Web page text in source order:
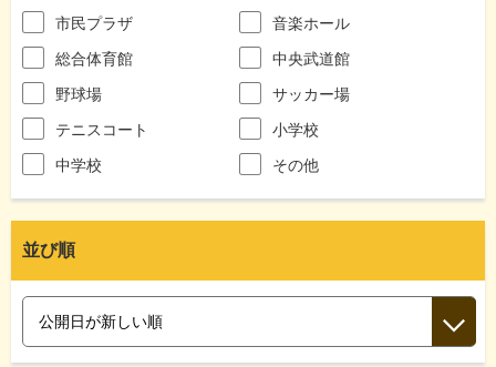
市民プラザ
音楽ホール
総合体育館
中央武道館
野球場
サッカー場
テニスコート
小学校
中学校
その他
並び順